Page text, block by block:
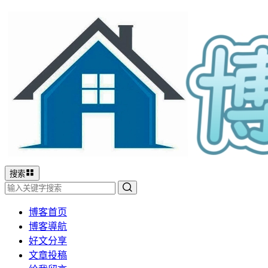
搜索
博客首页
博客導航
好文分享
文章投稿